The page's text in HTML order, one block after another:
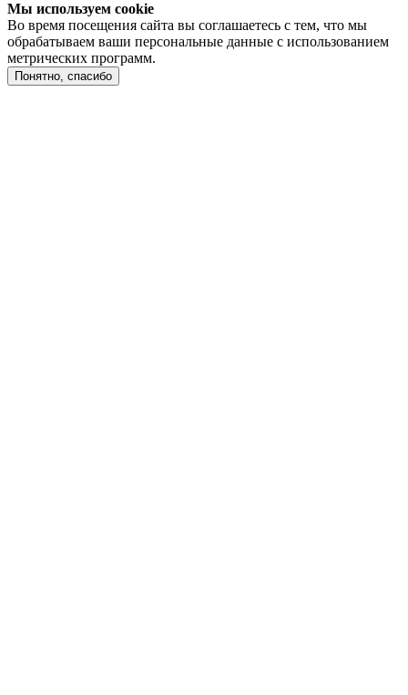
Мы используем сookie
Во время посещения сайта вы соглашаетесь с тем, что мы
обрабатываем ваши персональные данные с использованием
метрических программ.
Понятно, спасибо